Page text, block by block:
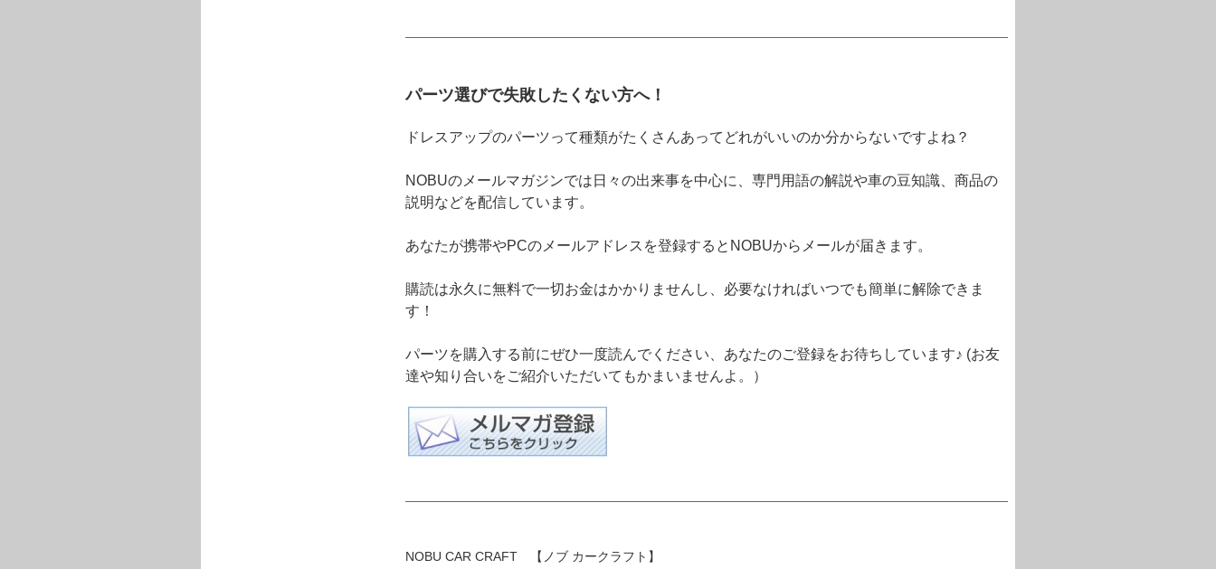
パーツ選びで失敗したくない方へ！
ドレスアップのパーツって種類がたくさんあってどれがいいのか分からないですよね？
NOBUのメールマガジンでは日々の出来事を中心に、専門用語の解説や車の豆知識、商品の
説明などを配信しています。
あなたが携帯やPCのメールアドレスを登録するとNOBUからメールが届きます。
購読は永久に無料で一切お金はかかりませんし、必要なければいつでも簡単に解除できま
す！
パーツを購入する前にぜひ一度読んでください、あなたのご登録をお待ちしています♪ (お友
達や知り合いをご紹介いただいてもかまいませんよ。）
NOBU CAR CRAFT 【ノブ カークラフト】